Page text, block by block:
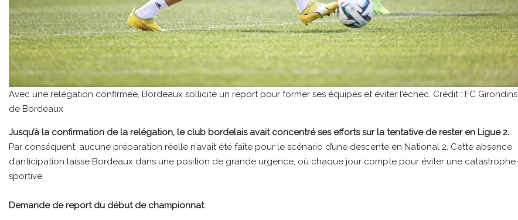
Avec une relégation confirmée, Bordeaux sollicite un report pour former ses équipes et éviter l’échec. Crédit : FC Girondins
de Bordeaux
Jusqu’à la confirmation de la relégation, le club bordelais avait concentré ses efforts sur la tentative de rester en Ligue 2.
Par conséquent, aucune préparation réelle n’avait été faite pour le scénario d’une descente en National 2. Cette absence
d’anticipation laisse Bordeaux dans une position de grande urgence, où chaque jour compte pour éviter une catastrophe
sportive.
Demande de report du début de championnat